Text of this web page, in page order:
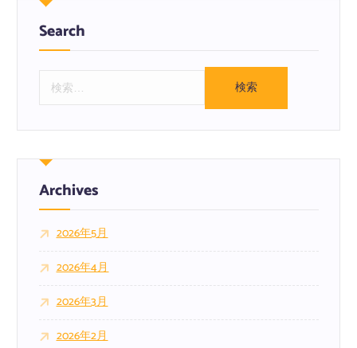
Search
Archives
2026年5月
2026年4月
2026年3月
2026年2月